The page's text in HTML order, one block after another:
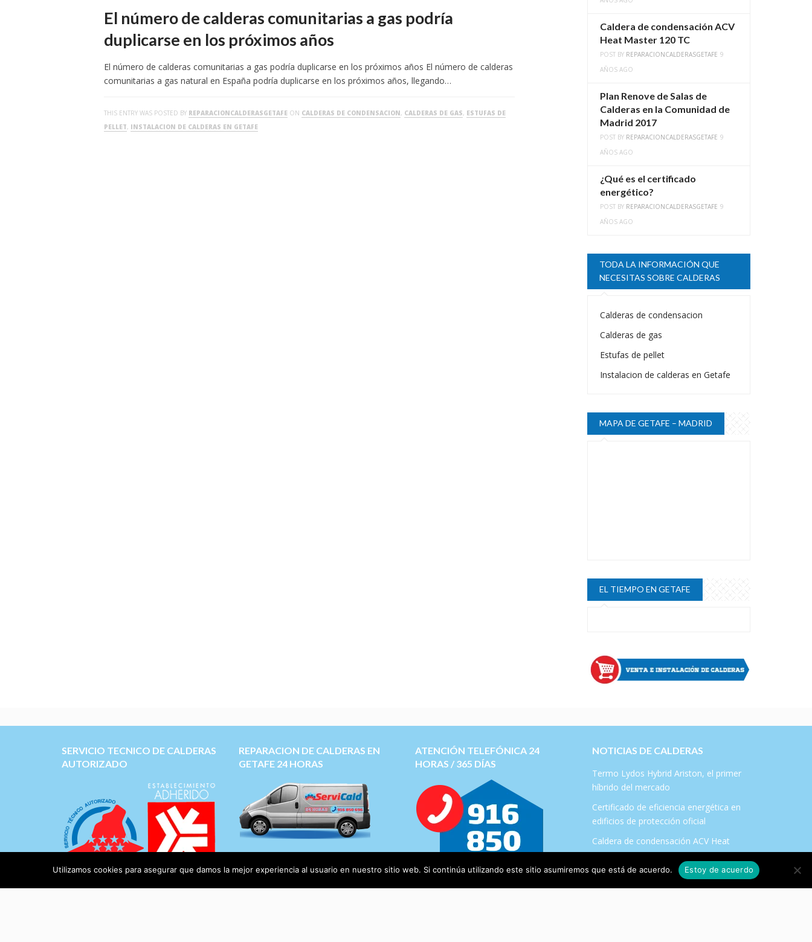
El número de calderas comunitarias a gas podría
duplicarse en los próximos años
El número de calderas comunitarias a gas podría duplicarse en los próximos años El número de calderas
comunitarias a gas natural en España podría duplicarse en los próximos años, llegando…
THIS ENTRY WAS POSTED BY REPARACIONCALDERASGETAFE ON CALDERAS DE CONDENSACION, CALDERAS DE GAS, ESTUFAS DE
PELLET, INSTALACION DE CALDERAS EN GETAFE
Caldera de condensación ACV
Heat Master 120 TC
POST BY REPARACIONCALDERASGETAFE 9
AÑOS AGO
Plan Renove de Salas de
Calderas en la Comunidad de
Madrid 2017
POST BY REPARACIONCALDERASGETAFE 9
AÑOS AGO
¿Qué es el certificado
energético?
POST BY REPARACIONCALDERASGETAFE 9
AÑOS AGO
TODA LA INFORMACIÓN QUE
NECESITAS SOBRE CALDERAS
Calderas de condensacion
Calderas de gas
Estufas de pellet
Instalacion de calderas en Getafe
MAPA DE GETAFE – MADRID
EL TIEMPO EN GETAFE
Utilizamos cookies para asegurar que damos la mejor experiencia al usuario en nuestro sitio web. Si continúa utilizando este sitio asumiremos que está de acuerdo. Estoy de acuerdo
SERVICIO TECNICO DE CALDERAS
AUTORIZADO
REPARACION DE CALDERAS EN
GETAFE 24 HORAS
Servicio tecnico de calderasSaunier
Duval, Roca, Junkers, Ferroli,
ATENCIÓN TELEFÓNICA 24
HORAS / 365 DÍAS
NOTICIAS DE CALDERAS
Termo Lydos Hybrid Ariston, el primer
híbrido del mercado
Certificado de eficiencia energética en
edificios de protección oficial
Caldera de condensación ACV Heat
Master 120 TC
Plan Renove de Salas de Calderas en la
Comunidad de Madrid 2017